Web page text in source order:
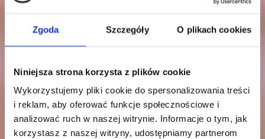
Zgoda Szczegóły O plikach cookies
Niniejsza strona korzysta z plików cookie
Wykorzystujemy pliki cookie do spersonalizowania treści
i reklam, aby oferować funkcje społecznościowe i
analizować ruch w naszej witrynie. Informacje o tym, jak
korzystasz z naszej witryny, udostępniamy partnerom